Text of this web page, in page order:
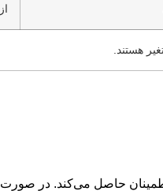
از 12,000,000 تا 25,000,000
هستند.
اطمینان حاصل می‌کند. در